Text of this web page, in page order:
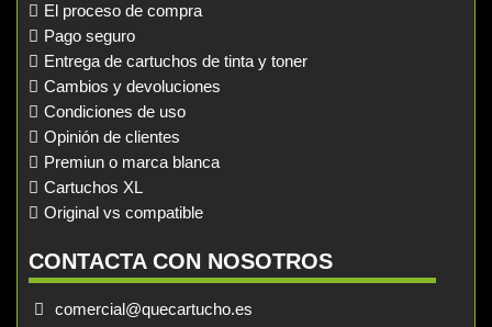
El proceso de compra
Pago seguro
Entrega de cartuchos de tinta y toner
Cambios y devoluciones
Condiciones de uso
Opinión de clientes
Premiun o marca blanca
Cartuchos XL
Original vs compatible
CONTACTA CON NOSOTROS
comercial@quecartucho.es